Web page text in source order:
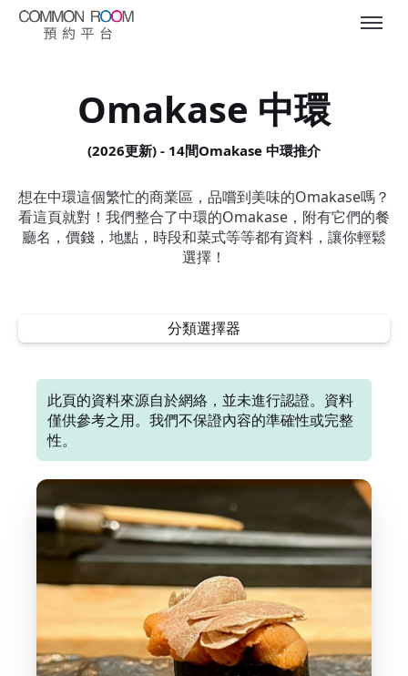
Omakase 中環
(2026更新) - 14間Omakase 中環推介
想在中環這個繁忙的商業區，品嚐到美味的Omakase嗎？
看這頁就對！我們整合了中環的Omakase，附有它們的餐
廳名，價錢，地點，時段和菜式等等都有資料，讓你輕鬆
選擇！
分類選擇器
此頁的資料來源自於網絡，並未進行認證。資料
僅供參考之用。我們不保證內容的準確性或完整
性。